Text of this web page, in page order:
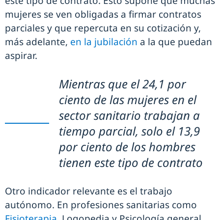
mujeres se ven obligadas a firmar contratos
parciales y que repercuta en su cotización y,
más adelante, en la jubilación a la que puedan
aspirar.
Mientras que el 24,1 por
ciento de las mujeres en el
sector sanitario trabajan a
tiempo parcial, solo el 13,9
por ciento de los hombres
tienen este tipo de contrato
Otro indicador relevante es el trabajo
autónomo. En profesiones sanitarias como